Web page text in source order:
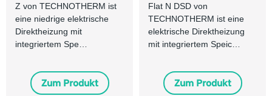
Z von TECHNOTHERM ist
eine niedrige elektrische
Direktheizung mit
integriertem Spe…
Zum Produkt
Flat N DSD von
TECHNOTHERM ist eine
elektrische Direktheizung
mit integriertem Speic…
Zum Produkt